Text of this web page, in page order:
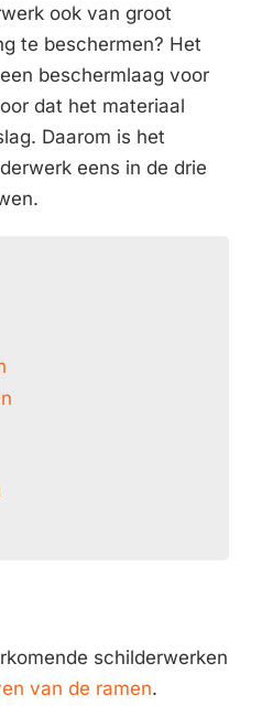
ook van groot
te beschermen? Het
beschermlaag voor
dat het materiaal
Daarom is het
eens in de drie
schilderwerken
van de ramen.